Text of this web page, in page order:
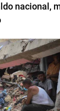
nacional,